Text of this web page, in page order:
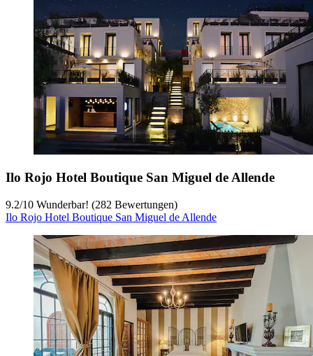
Ilo Rojo Hotel Boutique San Miguel de Allende
9.2/10 Wunderbar! (282 Bewertungen)
Ilo Rojo Hotel Boutique San Miguel de Allende